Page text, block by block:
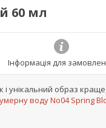
60 мл
Інформація для
унікальний образ
воду No04 Spring